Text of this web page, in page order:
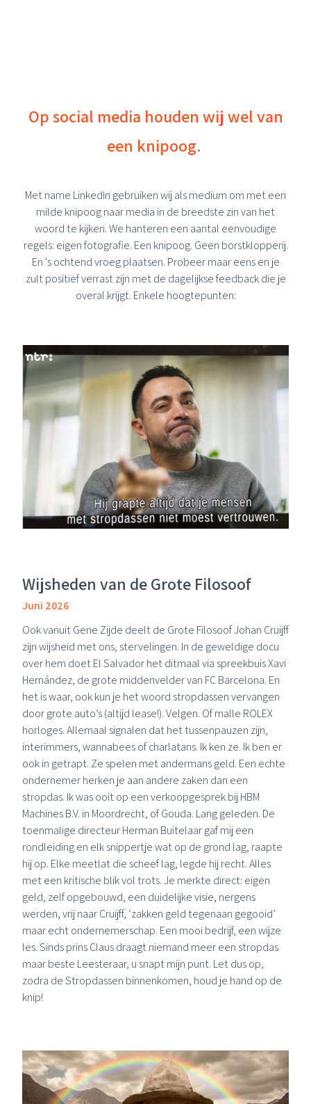
Op social media houden wij wel van
een knipoog.
Met name LinkedIn gebruiken wij als medium om met een
milde knipoog naar media in de breedste zin van het
woord te kijken. We hanteren een aantal eenvoudige
regels: eigen fotografie. Een knipoog. Geen borstklopperij.
En 's ochtend vroeg plaatsen. Probeer maar eens en je
zult positief verrast zijn met de dagelijkse feedback die je
overal krijgt. Enkele hoogtepunten:
Wijsheden van de Grote Filosoof
Juni 2026
Ook vanuit Gene Zijde deelt de Grote Filosoof Johan Cruijff
zijn wijsheid met ons, stervelingen. In de geweldige docu
over hem doet El Salvador het ditmaal via spreekbuis Xavi
Hernández, de grote middenvelder van FC Barcelona. En
het is waar, ook kun je het woord stropdassen vervangen
door grote auto’s (altijd lease!). Velgen. Of malle ROLEX
horloges. Allemaal signalen dat het tussenpauzen zijn,
interimmers, wannabees of charlatans. Ik ken ze. Ik ben er
ook in getrapt. Ze spelen met andermans geld. Een echte
ondernemer herken je aan andere zaken dan een
stropdas. Ik was ooit op een verkoopgesprek bijHBM
Machines B.V. in Moordrecht, of Gouda. Lang geleden. De
toenmalige directeurHerman Buitelaargaf mij een
rondleiding en elk snippertje wat op de grond lag, raapte
hij op. Elke meetlat die scheef lag, legde hij recht. Alles
met een kritische blik vol trots. Je merkte direct: eigen
geld, zelf opgebouwd, een duidelijke visie, nergens
werden, vrij naar Cruijff, ‘zakken geld tegenaan gegooid’
maar echt ondernemerschap. Een mooi bedrijf, een wijze
les. Sinds prins Claus draagt niemand meer een stropdas
maar beste Leesteraar, u snapt mijn punt. Let dus op,
zodra de Stropdassen binnenkomen, houd je hand op de
knip!